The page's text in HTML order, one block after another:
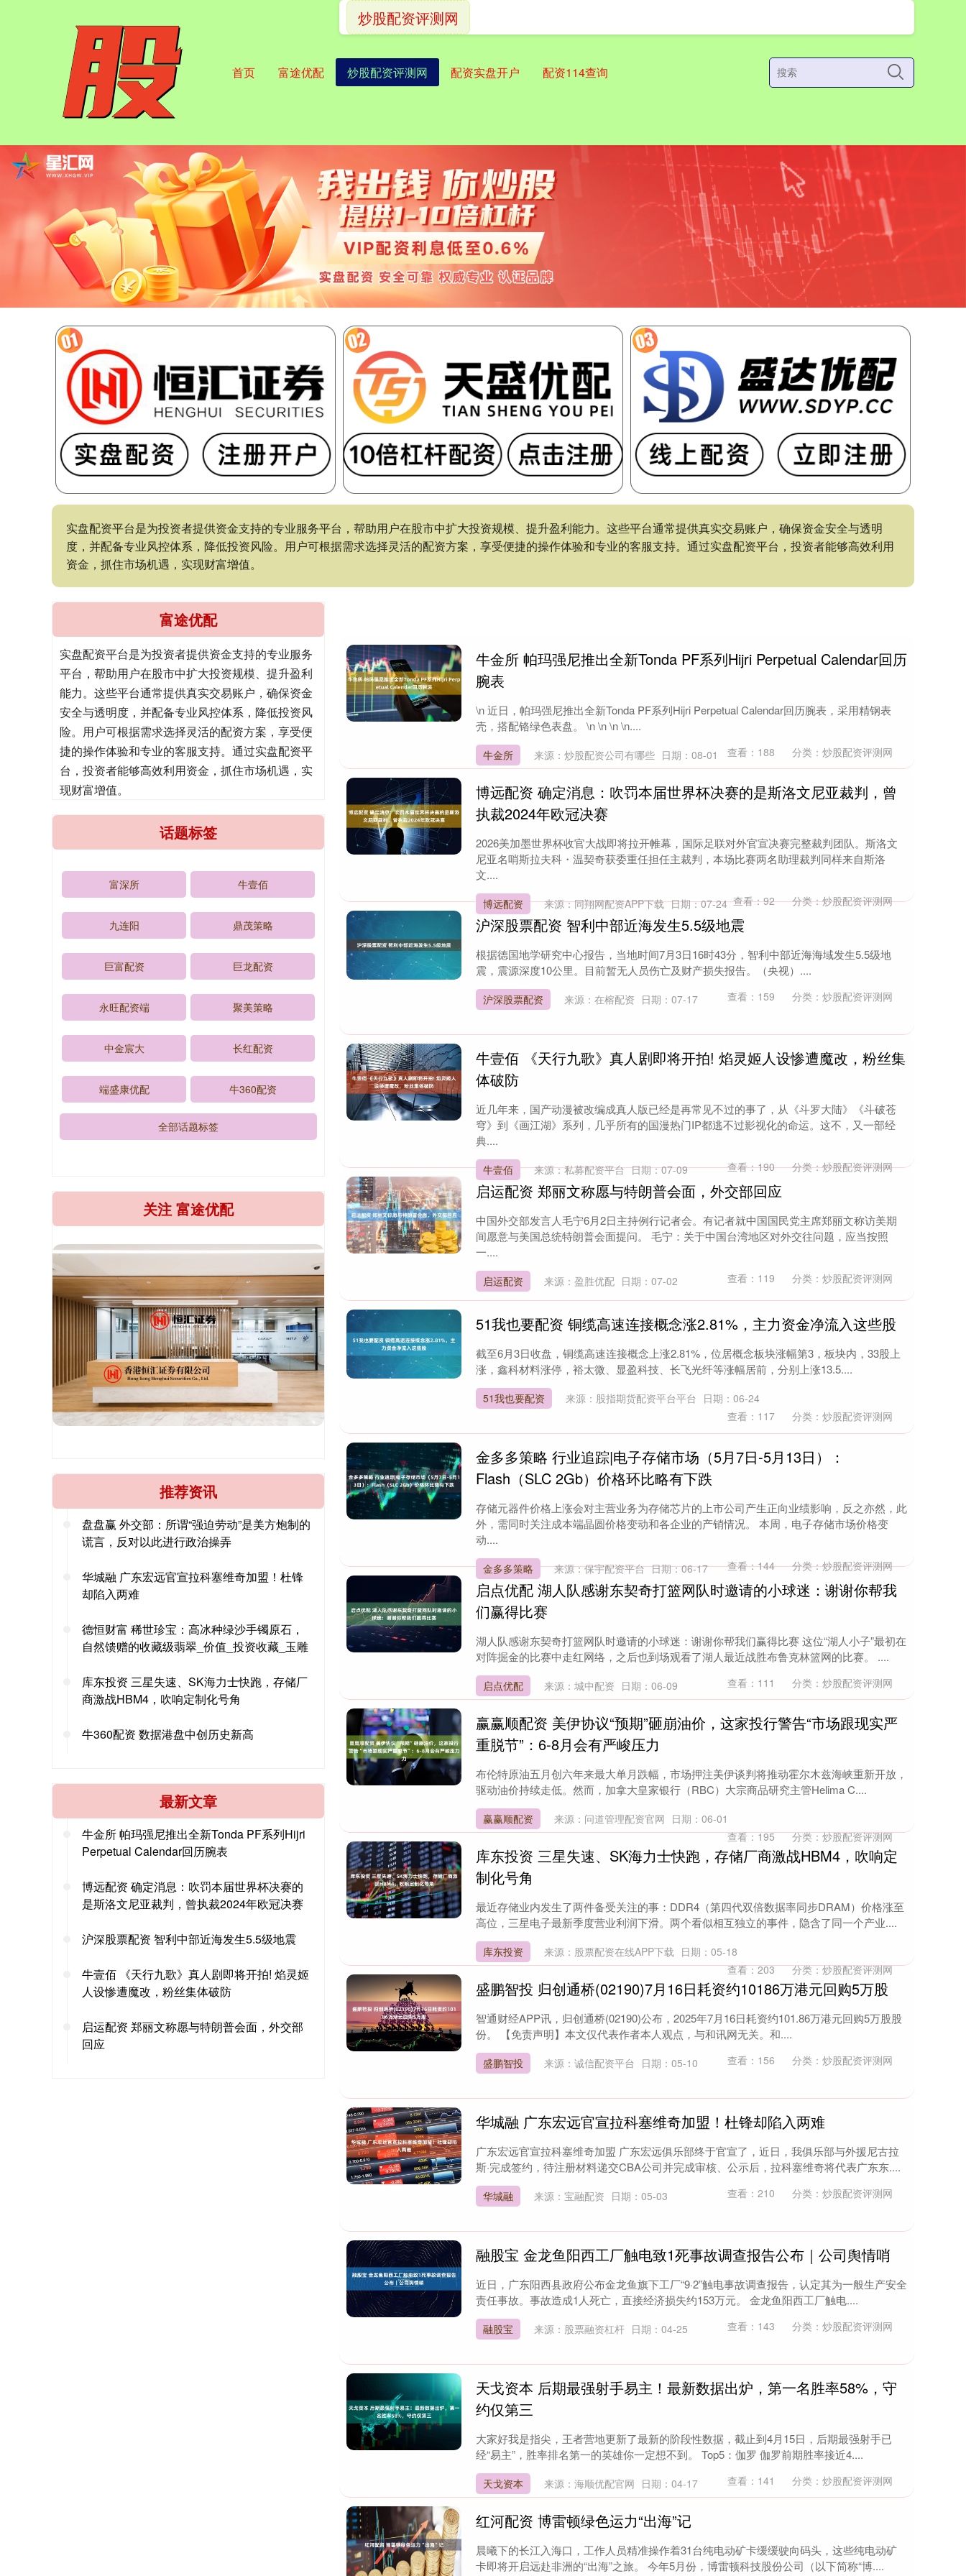
首页 富途优配 炒股配资评测网 配资实盘开户 配资114查询
实盘配资平台是为投资者提供资金支持的专业服务平台，帮助用户在股市中扩大投资规模、提升盈利能力。这些平台通常提供真实交易账户，确保资金安全与透明
度，并配备专业风控体系，降低投资风险。用户可根据需求选择灵活的配资方案，享受便捷的操作体验和专业的客服支持。通过实盘配资平台，投资者能够高效利用
资金，抓住市场机遇，实现财富增值。
炒股配资评测网
牛金所 帕玛强尼推出全新Tonda PF系列Hijri Perpetual Calendar回历
腕表
\n 近日，帕玛强尼推出全新Tonda PF系列Hijri Perpetual Calendar回历腕表，采用精钢表
壳，搭配铬绿色表盘。 \n \n \n \n....
牛金所 来源：炒股配资公司有哪些 日期：08-01 查看： 188 分类： 炒股配资评测网
博远配资 确定消息：吹罚本届世界杯决赛的是斯洛文尼亚裁判，曾
执裁2024年欧冠决赛
2026美加墨世界杯收官大战即将拉开帷幕，国际足联对外官宣决赛完整裁判团队。斯洛文
尼亚名哨斯拉夫科・温契奇获委重任担任主裁判，本场比赛两名助理裁判同样来自斯洛
文....
博远配资 来源：同翔网配资APP下载 日期：07-24 查看：92 分类：炒股配资评测网
沪深股票配资 智利中部近海发生5.5级地震
根据德国地学研究中心报告，当地时间7月3日16时43分，智利中部近海海域发生5.5级地
震，震源深度10公里。目前暂无人员伤亡及财产损失报告。（央视）....
沪深股票配资 来源：在榕配资 日期：07-17 查看： 159 分类： 炒股配资评测网
牛壹佰 《天行九歌》真人剧即将开拍! 焰灵姬人设惨遭魔改，粉丝集
体破防
近几年来，国产动漫被改编成真人版已经是再常见不过的事了，从《斗罗大陆》《斗破苍
穹》到《画江湖》系列，几乎所有的国漫热门IP都逃不过影视化的命运。这不，又一部经
典....
牛壹佰 来源：私募配资平台 日期：07-09 查看：190 分类：炒股配资评测网
启运配资 郑丽文称愿与特朗普会面，外交部回应
中国外交部发言人毛宁6月2日主持例行记者会。有记者就中国国民党主席郑丽文称访美期
间愿意与美国总统特朗普会面提问。 毛宁：关于中国台湾地区对外交往问题，应当按照
一....
启运配资 来源：盈胜优配 日期：07-02 查看： 119 分类： 炒股配资评测网
51我也要配资 铜缆高速连接概念涨2.81%，主力资金净流入这些股
截至6月3日收盘，铜缆高速连接概念上涨2.81%，位居概念板块涨幅第3，板块内，33股上
涨，鑫科材料涨停，裕太微、显盈科技、长飞光纤等涨幅居前，分别上涨13.5....
51我也要配资 来源：股指期货配资平台平台 日期：06-24
查看： 117 分类： 炒股配资评测网
金多多策略 行业追踪|电子存储市场（5月7日-5月13日）：
Flash（SLC 2Gb）价格环比略有下跌
存储元器件价格上涨会对主营业务为存储芯片的上市公司产生正向业绩影响，反之亦然，此
外，需同时关注成本端晶圆价格变动和各企业的产销情况。 本周，电子存储市场价格变
动....
金多多策略 来源：保宇配资平台 日期：06-17 查看：144 分类：炒股配资评测网
启点优配 湖人队感谢东契奇打篮网队时邀请的小球迷：谢谢你帮我
们赢得比赛
湖人队感谢东契奇打篮网队时邀请的小球迷：谢谢你帮我们赢得比赛 这位“湖人小子”最初在
对阵掘金的比赛中走红网络，之后也到场观看了湖人最近战胜布鲁克林篮网的比赛。 ....
启点优配 来源：城中配资 日期：06-09 查看： 111 分类： 炒股配资评测网
赢赢顺配资 美伊协议“预期”砸崩油价，这家投行警告“市场跟现实严
重脱节”：6-8月会有严峻压力
布伦特原油五月创六年来最大单月跌幅，市场押注美伊谈判将推动霍尔木兹海峡重新开放，
驱动油价持续走低。然而，加拿大皇家银行（RBC）大宗商品研究主管Helima C....
赢赢顺配资 来源：问道管理配资官网 日期：06-01
查看：195 分类：炒股配资评测网
库东投资 三星失速、SK海力士快跑，存储厂商激战HBM4，吹响定
制化号角
最近存储业内发生了两件备受关注的事：DDR4（第四代双倍数据率同步DRAM）价格涨至
高位，三星电子最新季度营业利润下滑。两个看似相互独立的事件，隐含了同一个产业....
库东投资 来源：股票配资在线APP下载 日期：05-18
查看：203 分类：炒股配资评测网
盛鹏智投 归创通桥(02190)7月16日耗资约10186万港元回购5万股
智通财经APP讯，归创通桥(02190)公布，2025年7月16日耗资约101.86万港元回购5万股股
份。 【免责声明】本文仅代表作者本人观点，与和讯网无关。和....
盛鹏智投 来源：诚信配资平台 日期：05-10 查看： 156 分类： 炒股配资评测网
华城融 广东宏远官宣拉科塞维奇加盟！杜锋却陷入两难
广东宏远官宣拉科塞维奇加盟 广东宏远俱乐部终于官宣了，近日，我俱乐部与外援尼古拉
斯·完成签约，待注册材料递交CBA公司并完成审核、公示后，拉科塞维奇将代表广东东....
华城融 来源：宝融配资 日期：05-03 查看： 210 分类： 炒股配资评测网
融股宝 金龙鱼阳西工厂触电致1死事故调查报告公布｜公司舆情哨
近日，广东阳西县政府公布金龙鱼旗下工厂“9·2”触电事故调查报告，认定其为一般生产安全
责任事故。事故造成1人死亡，直接经济损失约153万元。 金龙鱼阳西工厂触电....
融股宝 来源：股票融资杠杆 日期：04-25 查看： 143 分类： 炒股配资评测网
天戈资本 后期最强射手易主！最新数据出炉，第一名胜率58%，守
约仅第三
大家好我是指尖，王者营地更新了最新的阶段性数据，截止到4月15日，后期最强射手已
经“易主”，胜率排名第一的英雄你一定想不到。 Top5：伽罗 伽罗前期胜率接近4....
天戈资本 来源：海顺优配官网 日期：04-17 查看： 141 分类： 炒股配资评测网
红河配资 博雷顿绿色运力“出海”记
晨曦下的长江入海口，工作人员精准操作着31台纯电动矿卡缓缓驶向码头，这些纯电动矿
卡即将开启远赴非洲的“出海”之旅。 今年5月份，博雷顿科技股份公司（以下简称“博....
富途优配
实盘配资平台是为投资者提供资金支持的专业服务
平台，帮助用户在股市中扩大投资规模、提升盈利
能力。这些平台通常提供真实交易账户，确保资金
安全与透明度，并配备专业风控体系，降低投资风
险。用户可根据需求选择灵活的配资方案，享受便
捷的操作体验和专业的客服支持。通过实盘配资平
台，投资者能够高效利用资金，抓住市场机遇，实
现财富增值。
话题标签
富深所 牛壹佰
九连阳 鼎茂策略
巨富配资 巨龙配资
永旺配资端 聚美策略
中金宸大 长红配资
端盛康优配 牛360配资
全部话题标签
关注 富途优配
推荐资讯
盘盘赢 外交部：所谓“强迫劳动”是美方炮制的
谎言，反对以此进行政治操弄
华城融 广东宏远官宣拉科塞维奇加盟！杜锋
却陷入两难
德恒财富 稀世珍宝：高冰种绿沙手镯原石，
自然馈赠的收藏级翡翠_价值_投资收藏_玉雕
库东投资 三星失速、SK海力士快跑，存储厂
商激战HBM4，吹响定制化号角
牛360配资 数据港盘中创历史新高
最新文章
牛金所 帕玛强尼推出全新Tonda PF系列Hijri
Perpetual Calendar回历腕表
博远配资 确定消息：吹罚本届世界杯决赛的
是斯洛文尼亚裁判，曾执裁2024年欧冠决赛
沪深股票配资 智利中部近海发生5.5级地震
牛壹佰 《天行九歌》真人剧即将开拍! 焰灵姬
人设惨遭魔改，粉丝集体破防
启运配资 郑丽文称愿与特朗普会面，外交部
回应